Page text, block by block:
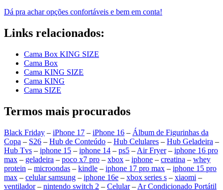
Dá pra achar opções confortáveis e bem em conta!
Links relacionados:
Cama Box KING SIZE
Cama Box
Cama KING SIZE
Cama KING
Cama SIZE
Termos mais procurados
Black Friday – iPhone 17 – iPhone 16 – Álbum de Figurinhas da
Copa – S26 – Hub de Conteúdo – Hub Celulares – Hub Geladeira –
Hub Tvs – iphone 15 – iphone 14 – ps5 – Air Fryer– iphone 16 pro
max – geladeira – poco x7 pro – xbox – iphone – creatina – whey
protein – microondas – kindle – iphone 17 pro max – iphone 15 pro
max – celular samsung – iphone 16e – xbox series s – xiaomi –
ventilador– nintendo switch 2 – Celular– Ar Condicionado Portátil